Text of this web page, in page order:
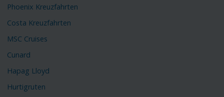
Phoenix Kreuzfahrten
Costa Kreuzfahrten
MSC Cruises
Cunard
Hapag Lloyd
Hurtigruten